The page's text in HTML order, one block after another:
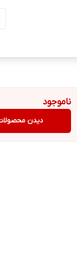
ناموجود
دیدن